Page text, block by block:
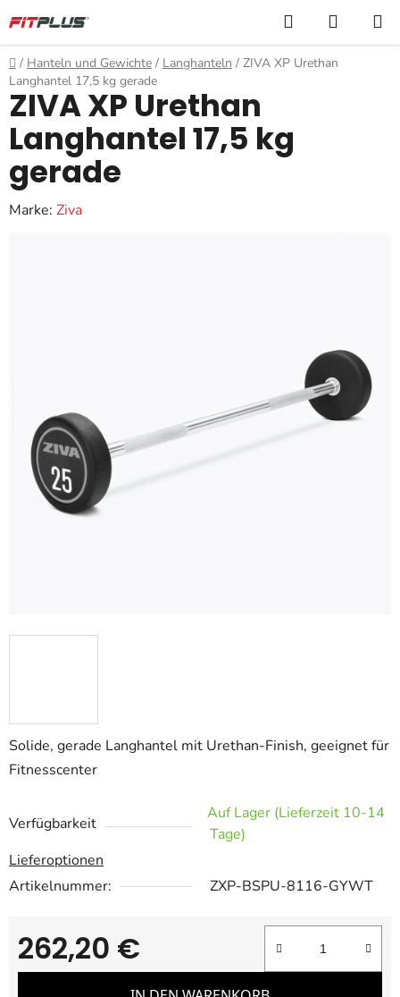
Inhalt
springen
Suchen
Startseite
/ Hanteln und Gewichte / Langhanteln / ZIVA XP Urethan
Langhantel 17,5 kg gerade
Solide, gerade Langhantel mit Urethan-Finish, geeignet für
Fitnesscenter
Verfügbarkeit
Auf Lager (Lieferzeit 10-14
Tage)
Lieferoptionen
Artikelnummer:
ZXP-BSPU-8116-GYWT
262,20 €
Verkaufspreis:
ZIVA XP Urethan
Langhantel 17,5 kg
gerade
Marke: Ziva